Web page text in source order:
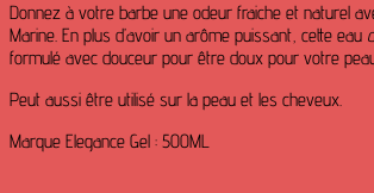
Donnez à votre barbe une odeur fraiche et naturel
Marine. En plus d’avoir un arôme puissant, cette eau
formulé avec douceur pour être doux pour votre
Peut aussi être utilisé sur la peau et les cheveux.
Marque Elegance Gel : 500ML